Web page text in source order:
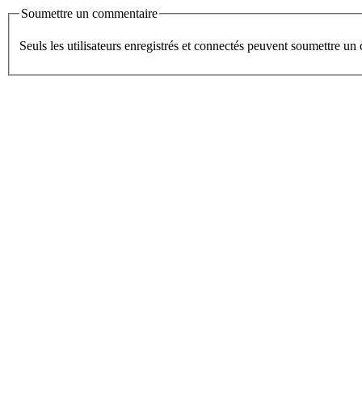
Soumettre un commentaire
Seuls les utilisateurs enregistrés et connectés peuvent soumettre un